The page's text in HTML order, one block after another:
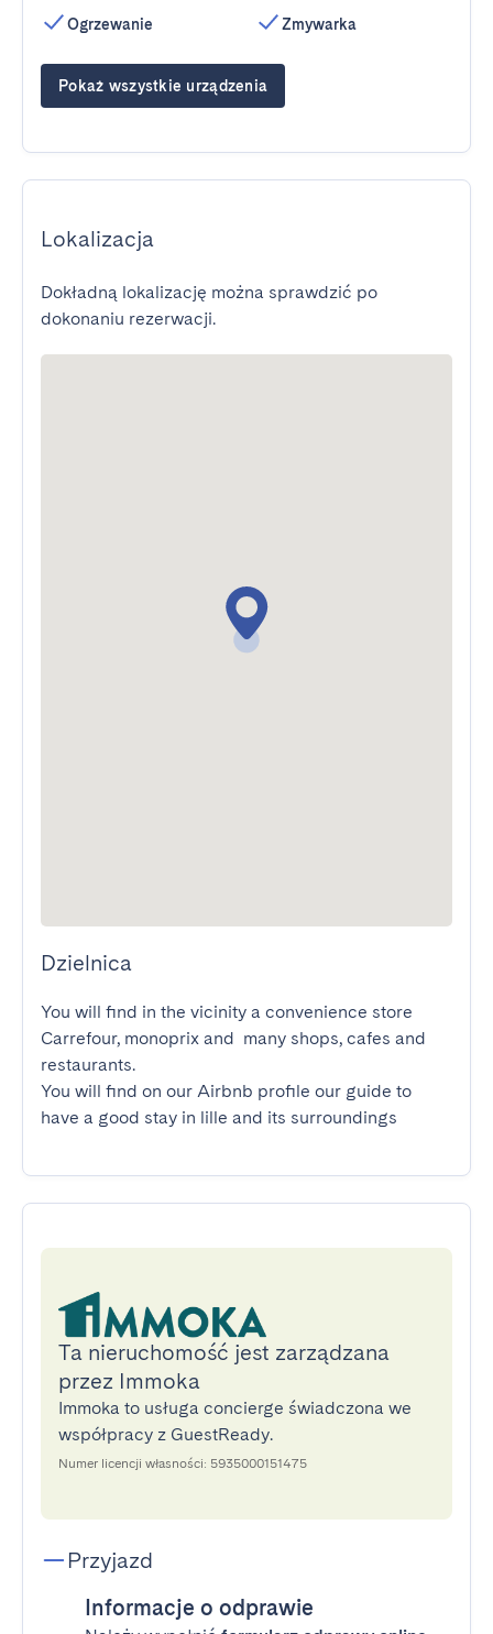
Ogrzewanie
Zmywarka
Pokaż wszystkie urządzenia
Lokalizacja
Dokładną lokalizację można sprawdzić po
dokonaniu rezerwacji.
Dzielnica
You will find in the vicinity a convenience store
Carrefour, monoprix and  many shops, cafes and
restaurants.
You will find on our Airbnb profile our guide to
have a good stay in lille and its surroundings
Ta nieruchomość jest zarządzana
przez Immoka
Immoka to usługa concierge świadczona we
współpracy z GuestReady.
Numer licencji własności: 5935000151475
Przyjazd
Informacje o odprawie